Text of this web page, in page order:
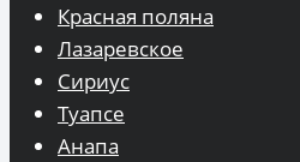
Красная поляна
Лазаревское
Сириус
Туапсе
Анапа